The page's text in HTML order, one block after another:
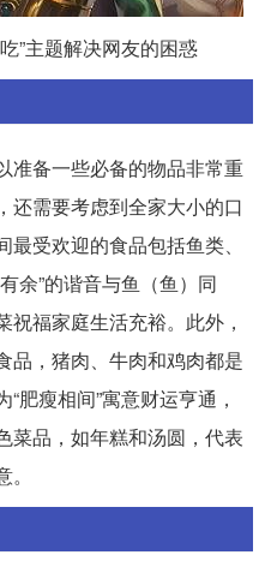
”主题解决网友的困惑
准备一些必备的物品非常重
还需要考虑到全家大小的口
受欢迎的食品包括鱼类、
余”的谐音与鱼（鱼）同
福家庭生活充裕。此外，
品，猪肉、牛肉和鸡肉都是
肥瘦相间”寓意财运亨通，
菜品，如年糕和汤圆，代表